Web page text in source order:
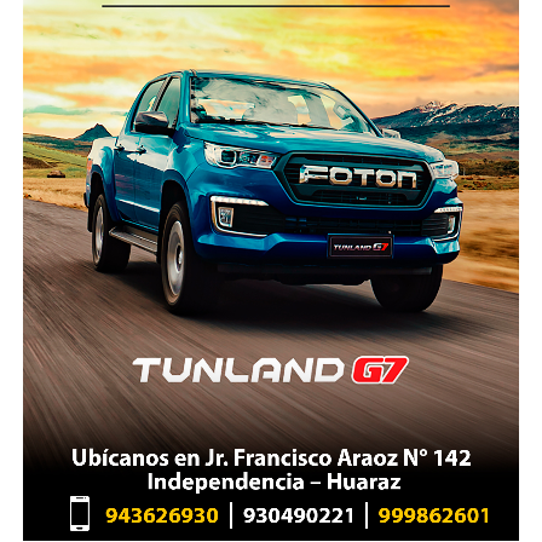
certificados para vuelos extremos, centros
permanentes de coordinación, sistemas de
comunicación satelital y protocolos que permiten
iniciar un rescate en cuestión de minutos.
Nepal, pese a tener una geografía incluso más
compleja que la peruana, desarrolló un sistema
donde el Estado, las empresas privadas, las
aseguradoras y las organizaciones de rescate
trabajan de manera articulada. La tecnología satelital,
la evacuación mediante sistemas “longline” y los
seguros obligatorios forman parte del modelo
operativo.
¿Por qué Áncash no puede aspirar a algo semejante?
No estamos hablando de copiar modelos extranjeros
de manera mecánica. Estamos hablando de aprender
de quienes enfrentan exactamente los mismos
riesgos que nosotros.
Estos recursos son destinados a reducir la
vulnerabilidad de la población frente a desastres
naturales, como aquellos causados por la presencia
de condiciones del Fenómeno El Niño (FEN),
mediante obras y acciones de prevención. Una
proporción importante de estos recursos se asigna a
los Gobiernos subnacionales (regionales y
municipalidades), que en los últimos años han
ganado una mayor participación en este tipo de
inversiones.
En 2025, la inversión pública para este fin ascendió a
S/ 778 millones, de los cuales S/ 347 millones (45% del
total) se asignaron a las municipalidades. “Resulta
sumamente preocupante que en algunos de los
departamentos con mayor afectación histórica del
Fenómeno El Niño, los Gobiernos subnacionales no
estén ejecutando los recursos oportunamente”,